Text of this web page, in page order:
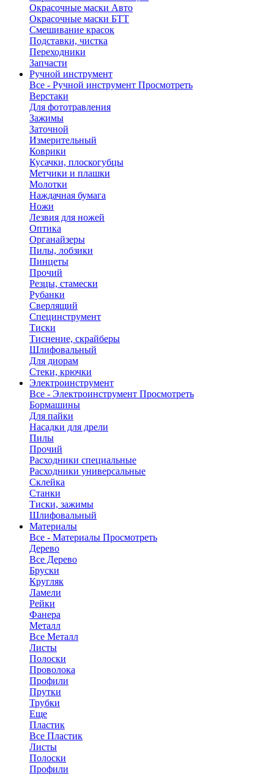
Окрасочные маски Авто
Окрасочные маски БТТ
Смешивание красок
Подставки, чистка
Переходники
Запчасти
Ручной инструмент
Все - Ручной инструмент Просмотреть
Верстаки
Для фототравления
Зажимы
Заточной
Измерительный
Коврики
Кусачки, плоскогубцы
Метчики и плашки
Молотки
Наждачная бумага
Ножи
Лезвия для ножей
Оптика
Органайзеры
Пилы, лобзики
Пинцеты
Прочий
Резцы, стамески
Рубанки
Сверлящий
Специнструмент
Тиски
Тиснение, скрайберы
Шлифовальный
Для диорам
Стеки, крючки
Электроинструмент
Все - Электроинструмент Просмотреть
Бормашины
Для пайки
Насадки для дрели
Пилы
Прочий
Расходники специальные
Расходники универсальные
Склейка
Станки
Тиски, зажимы
Шлифовальный
Материалы
Все - Материалы Просмотреть
Дерево
Все Дерево
Бруски
Кругляк
Ламели
Рейки
Фанера
Металл
Все Металл
Листы
Полоски
Проволока
Профили
Прутки
Трубки
Еще
Пластик
Все Пластик
Листы
Полоски
Профили